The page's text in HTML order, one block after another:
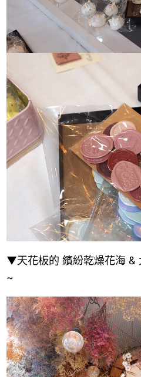
▼天花板的 繽紛乾燥花海 &
~